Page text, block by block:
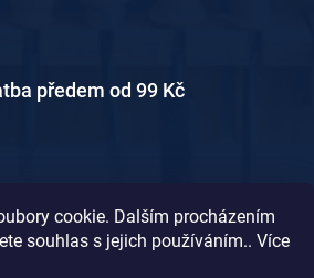
cookie. Dalším procházením
souhlas s jejich používáním.. Více
předem od 99 Kč
dobírkou od 119 Kč